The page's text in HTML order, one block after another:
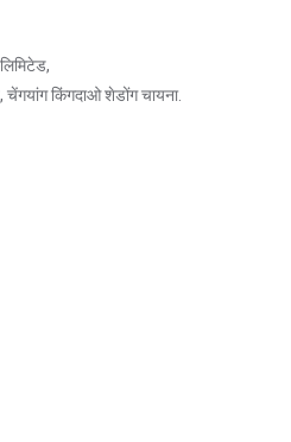
चेंगयांग किंगदाओ शेडोंग चायना.